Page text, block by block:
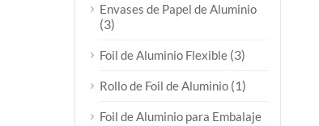
Envases de Papel de Aluminio
(3)
Foil de Aluminio Flexible (3)
Rollo de Foil de Aluminio (1)
Foil de Aluminio para Embalaje